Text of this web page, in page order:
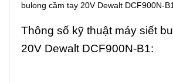
bulong cầm tay 20V Dewalt DCF900N-
Thông số kỹ thuật máy siết
20V Dewalt DCF900N-B1: